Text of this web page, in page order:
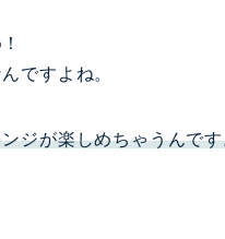
ですよね。
ジが楽しめちゃうんで